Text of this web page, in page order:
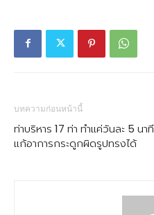
บทความก่อนหน้านี้
ท่าบริหาร 17 ท่า ทำแค่วันละ 5 นาที
แก้อาการกระดูกผิดรูปทรงได้